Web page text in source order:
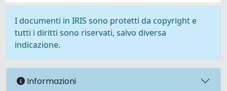
I documenti in IRIS sono protetti da copyright e
tutti i diritti sono riservati, salvo diversa
indicazione.
Informazioni